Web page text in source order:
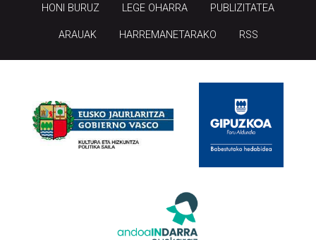
HONI BURUZ LEGE OHARRA PUBLIZITATEA
ARAUAK HARREMANETARAKO RSS